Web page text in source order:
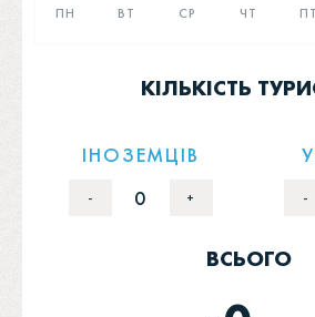
ПН ВТ СР ЧТ ПТ
КІЛЬКІСТЬ
ІНОЗЕМЦІВ
- 0 + -
ВСЬОГО